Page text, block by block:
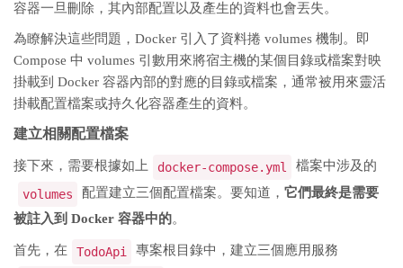
容器一旦刪除，其內部配置以及產生的資料也會丟失。
為瞭解決這些問題，Docker 引入了資料捲 volumes 機制。即
Compose 中 volumes 引數用來將宿主機的某個目錄或檔案對映
掛載到 Docker 容器內部的對應的目錄或檔案，通常被用來靈活
掛載配置檔案或持久化容器產生的資料。
建立相關配置檔案
接下來，需要根據如上 docker-compose.yml
檔案中涉及的
volumes
配置建立三個配置檔案。要知道， 它們最終是需要
被註入到 Docker 容器中的。
首先，在 TodoApi 專案根目錄中，建立三個應用服務